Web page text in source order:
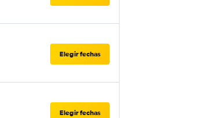
Elegir fechas
Elegir fechas